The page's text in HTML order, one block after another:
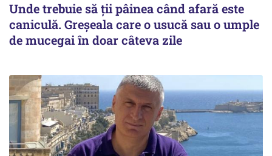
Unde trebuie să ții pâinea când afară este
caniculă. Greșeala care o usucă sau o umple
de mucegai în doar câteva zile